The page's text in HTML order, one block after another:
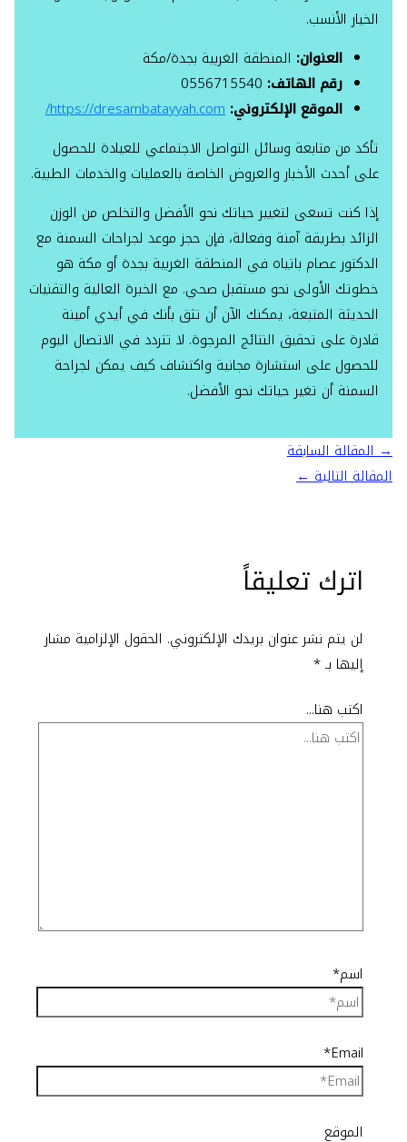
الخيار الأنسب.
العنوان: المنطقة الغربية بجدة/مكة
رقم الهاتف:
الموقع الإلكتروني: https://dresambatayyah.com/
تأكد من متابعة وسائل التواصل الاجتماعي للعيادة للحصول
على أحدث الأخبار والعروض الخاصة بالعمليات والخدمات الطبية.
إذا كنت تسعى لتغيير حياتك نحو الأفضل والتخلص من الوزن
الزائد بطريقة آمنة وفعالة، فإن حجز موعد لجراحات السمنة مع
الدكتور عصام باتياه في المنطقة الغربية بجدة أو مكة هو
خطوتك الأولى نحو مستقبل صحي. مع الخبرة العالية والتقنيات
الحديثة المتبعة، يمكنك الآن أن تثق بأنك في أيدي أمينة
قادرة على تحقيق النتائج المرجوة. لا تتردد في الاتصال اليوم
للحصول على استشارة مجانية واكتشاف كيف يمكن لجراحة
السمنة أن تغير حياتك نحو الأفضل.
→المقالة السابقة
المقالة التالية←
اترك تعليقاً
لن يتم نشر عنوان بريدك الإلكتروني. الحقول الإلزامية مشار
إليها بـ*
اكتب هنا...
اسم*
Email*
الموقع